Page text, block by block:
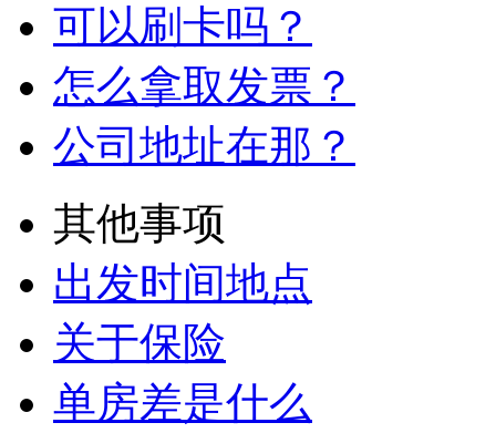
可以刷卡吗？
怎么拿取发票？
公司地址在那？
其他事项
出发时间地点
关于保险
单房差是什么